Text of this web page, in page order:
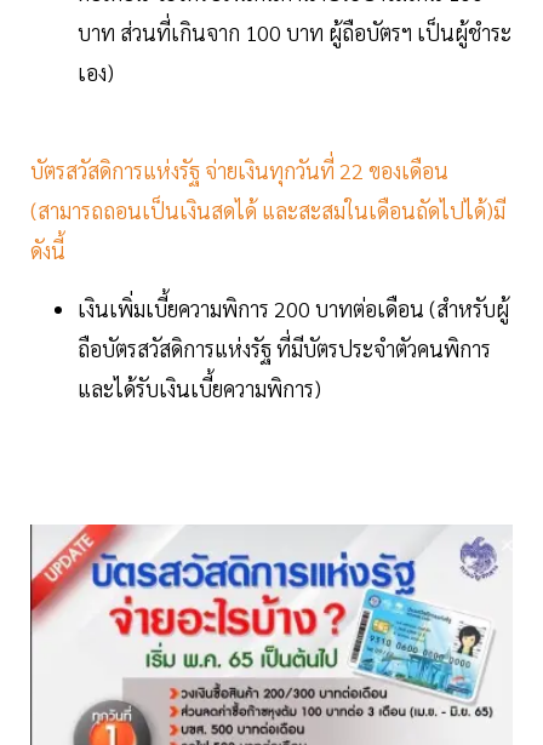
บาท ส่วนที่เกินจาก 100 บาท ผู้ถือบัตรฯ เป็นผู้ชำระ
เอง)
บัตรสวัสดิการแห่งรัฐ จ่ายเงินทุกวันที่ 22 ของเดือน
(สามารถถอนเป็นเงินสดได้ และสะสมในเดือนถัดไปได้)มี
ดังนี้
เงินเพิ่มเบี้ยความพิการ 200 บาทต่อเดือน (สำหรับผู้
ถือบัตรสวัสดิการแห่งรัฐ ที่มีบัตรประจำตัวคนพิการ
และได้รับเงินเบี้ยความพิการ)